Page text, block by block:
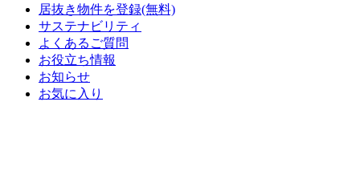
居抜き物件を登録(無料)
サステナビリティ
よくあるご質問
お役立ち情報
お知らせ
お気に入り